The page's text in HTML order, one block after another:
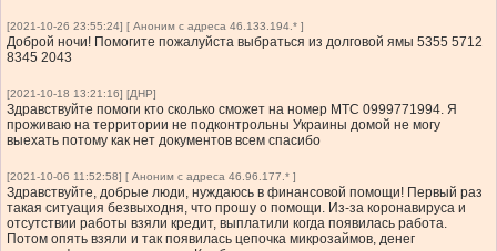
[2021-10-26 23:55:24] [ Аноним с адреса 46.133.194.* ]
Доброй ночи! Помогите пожалуйста выбраться из долговой ямы 5355 5712
8345 2043
[2021-10-18 13:21:16] [ДНР]
Здравствуйте помоги кто сколько сможет на номер МТС 0999771994. Я
проживаю на территории не подконтрольны Украины домой не могу
выехать потому как нет документов всем спасибо
[2021-10-06 11:52:58] [ Аноним с адреса 46.96.177.* ]
Здравствуйте, добрые люди, нуждаюсь в финансовой помощи! Первый раз
такая ситуация безвыходня, что прошу о помощи. Из-за коронавируса и
отсутствии работы взяли кредит, выплатили когда появилась работа.
Потом опять взяли и так появилась цепочка микрозаймов, денег